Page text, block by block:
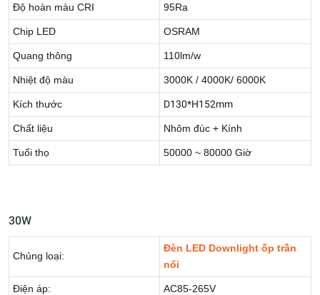
Độ hoàn màu CRI 95Ra
Chip LED OSRAM
Quang thông 110lm/w
Nhiệt độ màu 3000K / 4000K/ 6000K
Kích thước D130*H152mm
Chất liệu Nhôm đúc + Kính
Tuổi thọ 50000 ~ 80000 Giờ
30W
Chủng loại:
Đèn LED Downlight ốp trần
nổi
Điện áp: AC85-265V